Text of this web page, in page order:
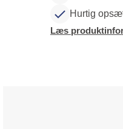
Hurtig
Læs